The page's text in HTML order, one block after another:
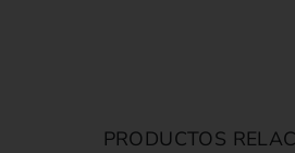
PRODUCTOS